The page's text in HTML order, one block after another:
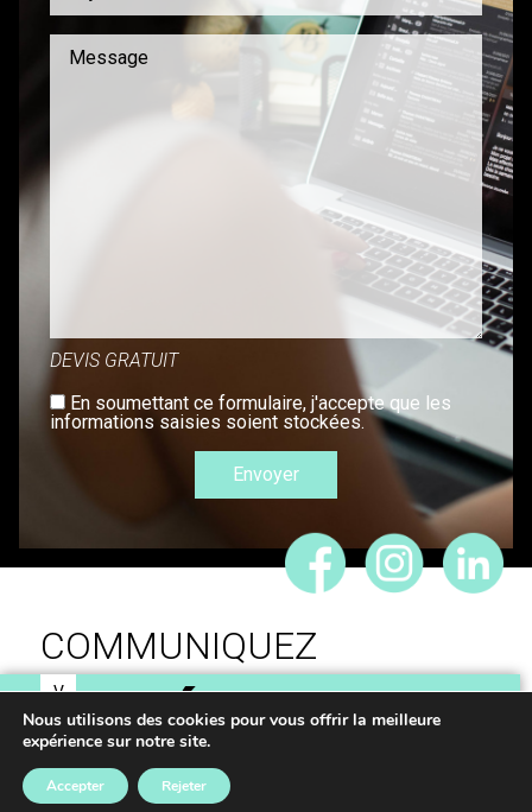
DEVIS GRATUIT
En soumettant ce formulaire, j'accepte que les
informations saisies soient stockées.
COMMUNIQUEZ
V
O
S
IDÉES,
RÉALISONS VOS
Nous utilisons des cookies pour vous offrir la meilleure
expérience sur notre site.
Accepter Rejeter